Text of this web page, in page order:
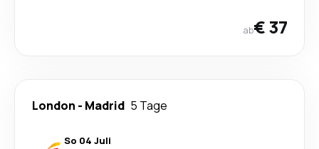
ab€ 37
London - Madrid 5 Tage
So 04 Juli